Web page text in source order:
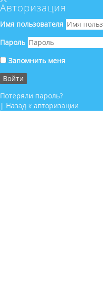
Авторизация
Имя пользователя
Пароль
Запомнить меня
Потеряли пароль?
| Назад к авторизации